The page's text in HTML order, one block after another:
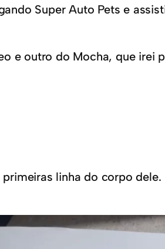
Super Auto Pets e
e outro do Mocha, que irei
linha do corpo